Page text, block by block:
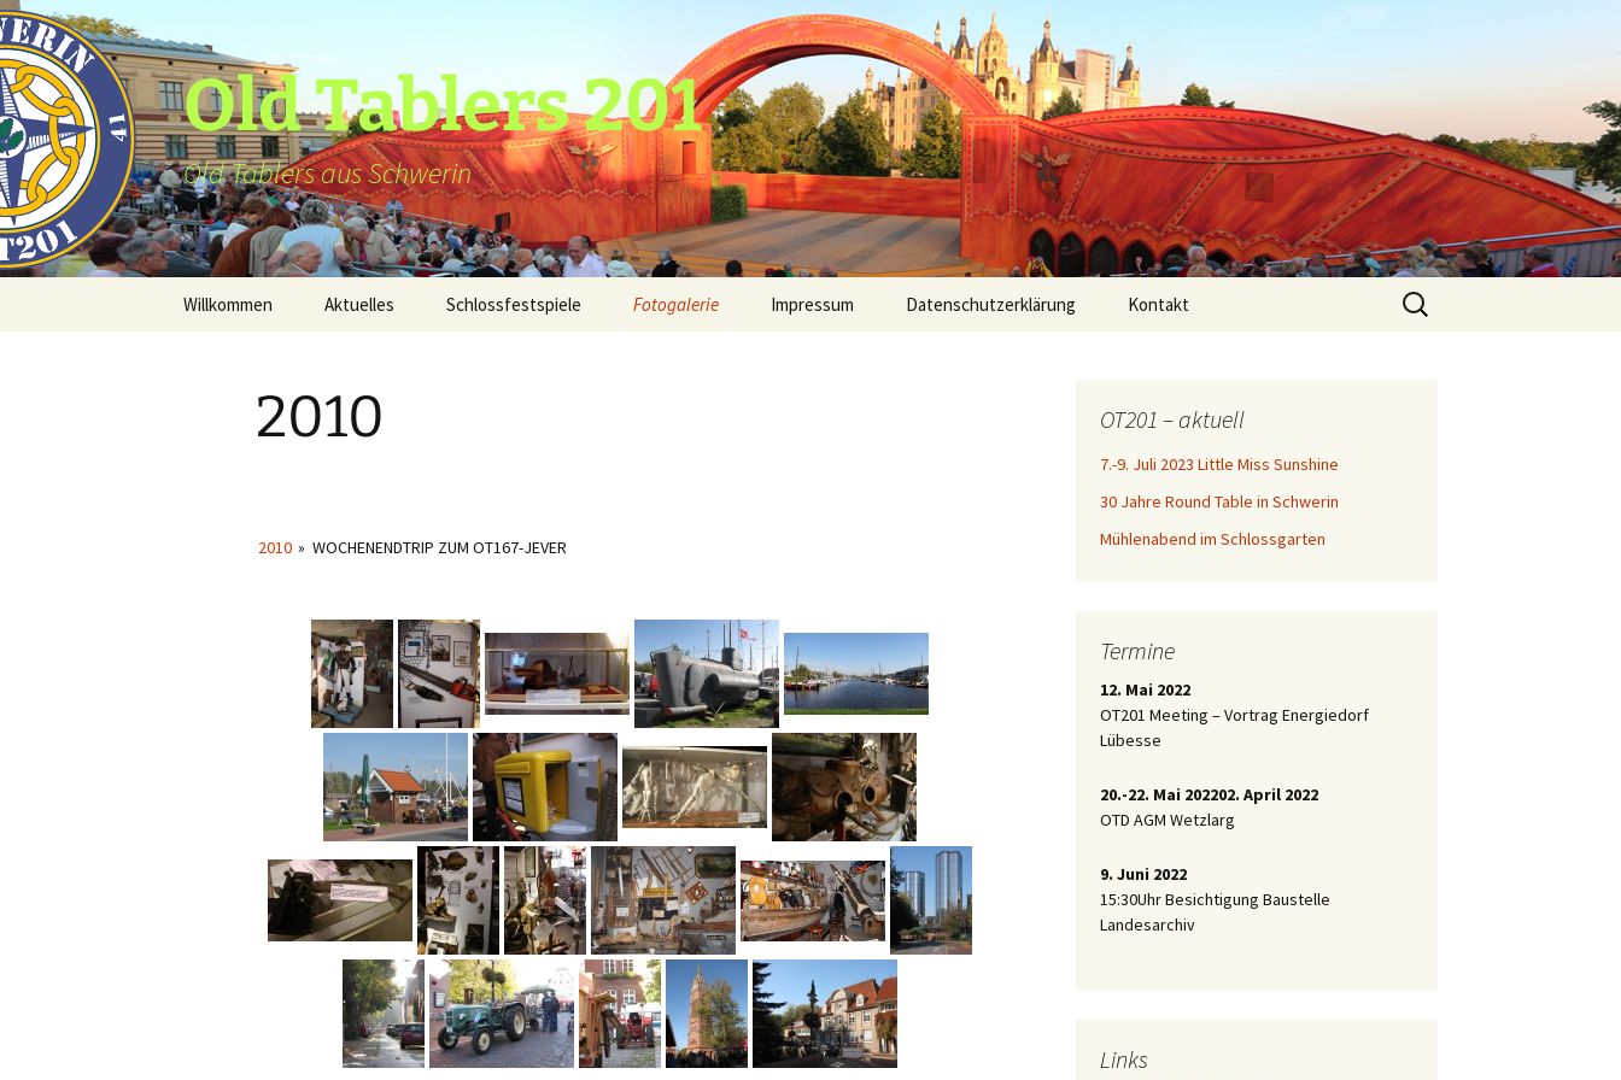
Zum
Inhalt
springen
Old Tablers 201
Old Tablers aus Schwerin
Willkommen Aktuelles Schlossfestspiele Fotogalerie
2014
2012
2011
2010
2009
2008
2007
Impressum Datenschutzerklärung Kontakt
Search
for:
2010
2010 » WOCHENENDTRIP ZUM OT167-JEVER
OT201 – aktuell
7.-9. Juli 2023 Little Miss Sunshine
30 Jahre Round Table in Schwerin
Mühlenabend im Schlossgarten
Termine
12. Mai 2022
OT201 Meeting – Vortrag Energiedorf
Lübesse
20.-22. Mai 202202. April 2022
OTD AGM Wetzlarg
9. Juni 2022
15:30Uhr Besichtigung Baustelle
Landesarchiv
Links